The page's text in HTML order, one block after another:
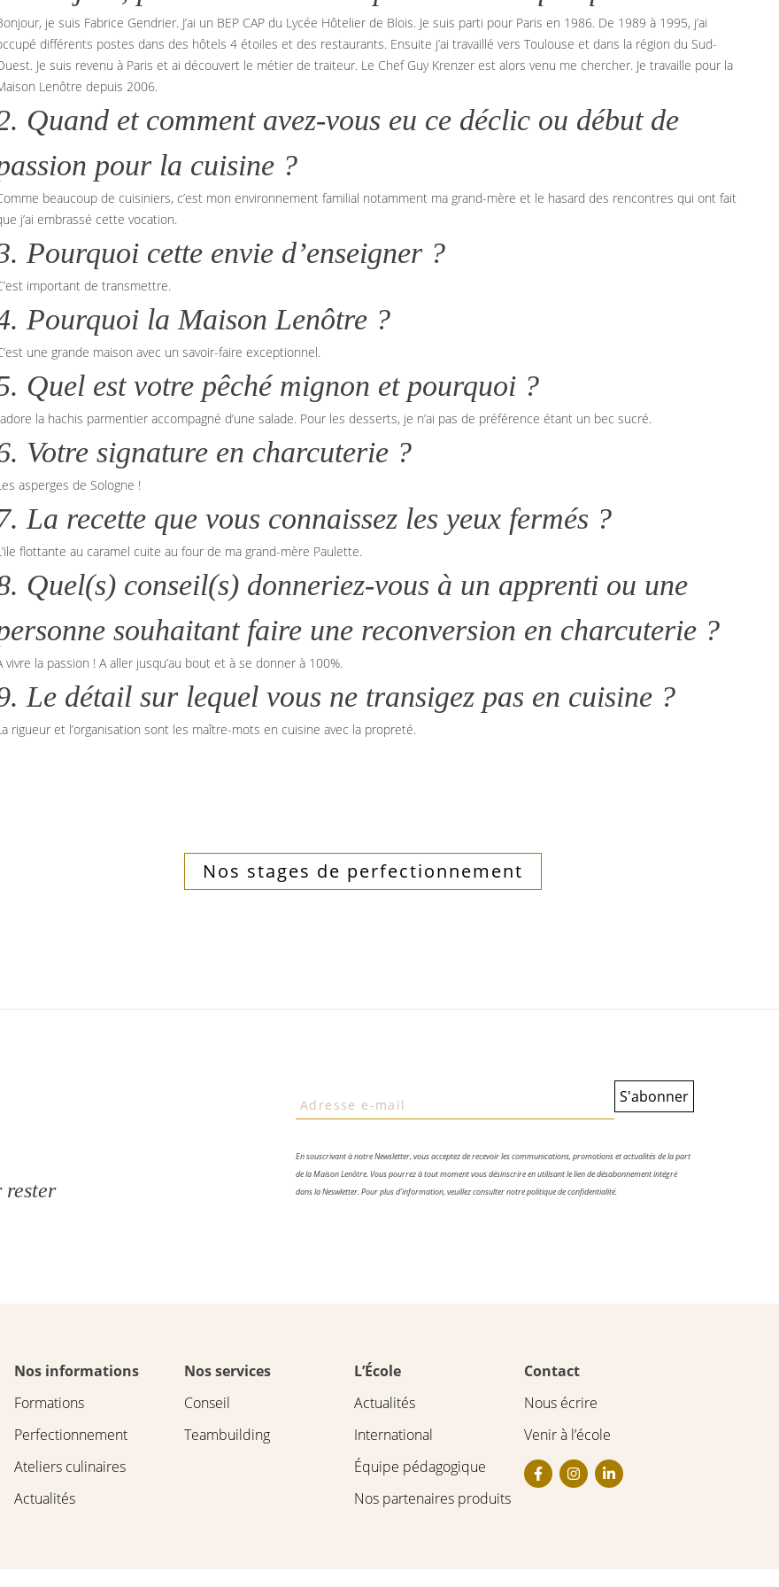
je suis Fabrice Gendrier. J’ai un BEP CAP du Lycée Hôtelier de Blois. Je suis parti pour Paris en 1986. De 1989 à 1995, j’ai
différents postes dans des hôtels 4 étoiles et des restaurants. Ensuite j’ai travaillé vers Toulouse et dans la région du Sud-
Je suis revenu à Paris et ai découvert le métier de traiteur. Le Chef Guy Krenzer est alors venu me chercher. Je travaille pour la
Lenôtre depuis 2006.
Quand et comment avez-vous eu ce déclic ou début de
pour la cuisine ?
beaucoup de cuisiniers, c’est mon environnement familial notamment ma grand-mère et le hasard des rencontres qui ont fait
j’ai embrassé cette vocation.
Pourquoi cette envie d’enseigner ?
important de transmettre.
Pourquoi la Maison Lenôtre ?
une grande maison avec un savoir-faire exceptionnel.
Quel est votre pêché mignon et pourquoi ?
la hachis parmentier accompagné d’une salade. Pour les desserts, je n’ai pas de préférence étant un bec sucré.
Votre signature en charcuterie ?
asperges de Sologne !
La recette que vous connaissez les yeux fermés ?
flottante au caramel cuite au four de ma grand-mère Paulette.
Quel(s) conseil(s) donneriez-vous à un apprenti ou une
souhaitant faire une reconversion en charcuterie ?
vivre la passion ! A aller jusqu’au bout et à se donner à 100%.
Le détail sur lequel vous ne transigez pas en cuisine ?
rigueur et l’organisation sont les maître-mots en cuisine avec la propreté.
Nos stages de perfectionnement
En souscrivant à notre Newsletter, vous acceptez de recevoir les communications, promotions et actualités de la part
de la Maison Lenôtre. Vous pourrez à tout moment vous désinscrire en utilisant le lien de désabonnement intégré
dans la Neswletter. Pour plus d’information, veuillez consulter notre politique de confidentialité.
Nos informations
Formations
Perfectionnement
Ateliers culinaires
Actualités
Nos services
Conseil
Teambuilding
L’École
Actualités
International
Équipe pédagogique
Nos partenaires produits
Contact
Nous écrire
Venir à l’école